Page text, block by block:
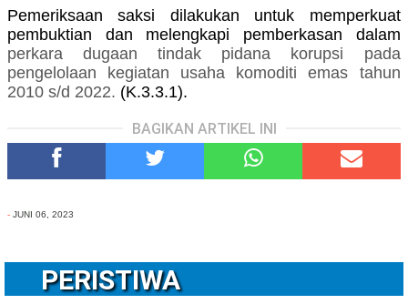
Pemeriksaan saksi dilakukan untuk memperkuat
pembuktian dan melengkapi pemberkasan dalam
perkaradugaan tindak pidana korupsi pada
pengelolaan kegiatan usaha komoditi emas tahun
2010 s/d 2022. (K.3.3.1).
BAGIKAN ARTIKEL INI
- JUNI 06, 2023
PERISTIWA